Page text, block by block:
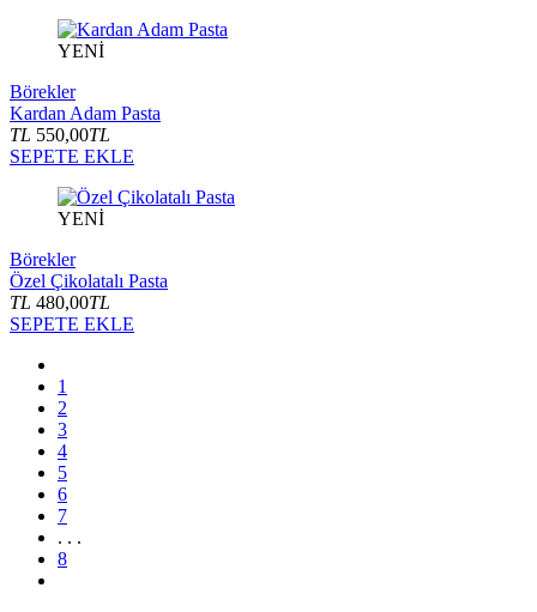
YENİ
Börekler
Kardan Adam Pasta
TL 550,00TL
SEPETE EKLE
YENİ
Börekler
Özel Çikolatalı Pasta
TL 480,00TL
SEPETE EKLE
1
2
3
4
5
6
7
. . .
8